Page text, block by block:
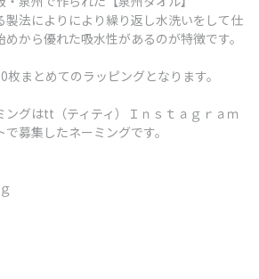
製法によりにより繰り返し水洗いをして仕
から優れた吸水性があるのが特徴です。
まとめてのラッピングとなります。
ングはtt（ティティ）Ｉｎｓｔａｇｒａｍ
募集したネーミングです。